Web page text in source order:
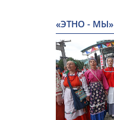
«ЭТНО - МЫ»